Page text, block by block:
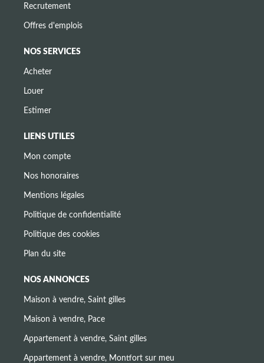
Recrutement
Offres d'emplois
NOS SERVICES
Acheter
Louer
Estimer
LIENS UTILES
Mon compte
Nos honoraires
Mentions légales
Politique de confidentialité
Politique des cookies
Plan du site
NOS ANNONCES
Maison à vendre, Saint gilles
Maison à vendre, Pace
Appartement à vendre, Saint gilles
Appartement à vendre, Montfort sur meu